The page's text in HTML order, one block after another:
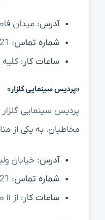
آدرس: میدان
شماره تماس:
ساعات کار: کلیه
«پردیس سینمایی گلزار»
پردیس سینمایی گلزار
مخاطبان، به یکی از
آدرس: خیابان
شماره تماس:
ساعات کار: از ۱۱ صبح تا ۱۲ شب